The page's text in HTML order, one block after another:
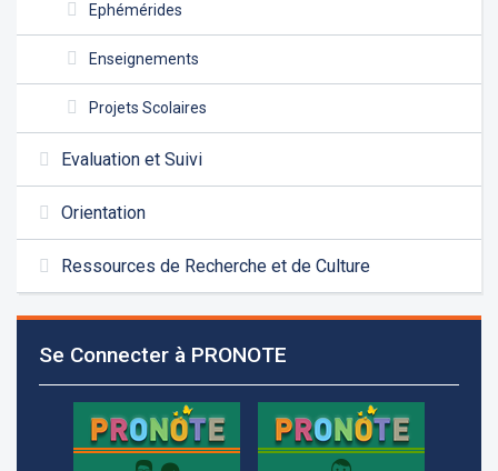
Ephémérides
Enseignements
Projets Scolaires
Evaluation et Suivi
Orientation
Ressources de Recherche et de Culture
Se Connecter à PRONOTE
Les demandes d'inscription pour l'année scolaire
2026-2027 sont reçues à la direction de
l'établissement selon des rendez-vous fixés à
+961 25 601 171
+961 25 601 172